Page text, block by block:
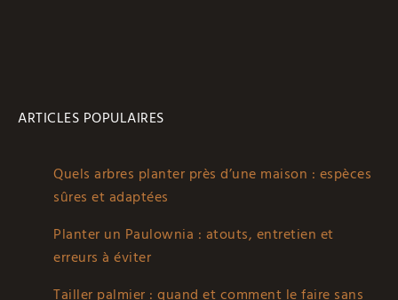
ARTICLES POPULAIRES
Quels arbres planter près d’une maison : espèces
sûres et adaptées
Planter un Paulownia : atouts, entretien et
erreurs à éviter
Tailler palmier : quand et comment le faire sans